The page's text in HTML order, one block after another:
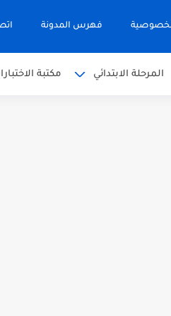
فهرس المدونة
المرحلة الابتدائي مكتبة